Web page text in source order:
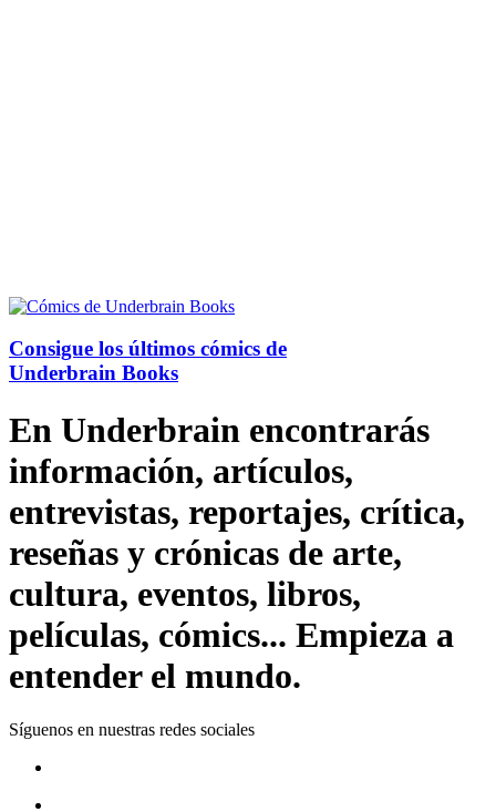
Consigue los últimos cómics de
Underbrain Books
En Underbrain encontrarás
información, artículos,
entrevistas, reportajes, crítica,
reseñas y crónicas de arte,
cultura, eventos, libros,
películas, cómics... Empieza a
entender el mundo.
Síguenos en nuestras redes sociales